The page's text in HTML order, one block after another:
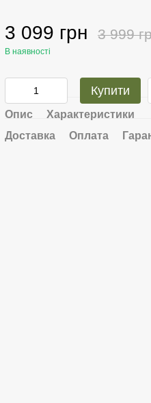
3 099 грн 3 999
В наявності
Купити
Опис
Характеристики
Доставка
Оплата